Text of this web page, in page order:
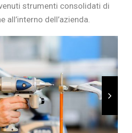
strumenti consolidati di
all’interno dell’azienda.